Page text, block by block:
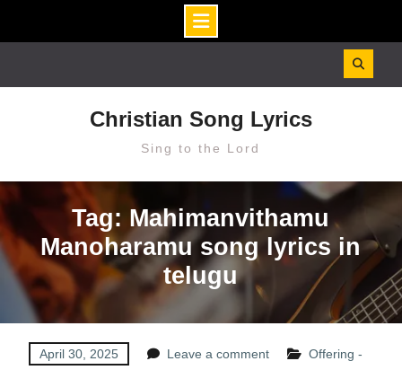
Christian Song Lyrics
Sing to the Lord
Tag: Mahimanvithamu
Manoharamu song lyrics in
telugu
April 30, 2025 Leave a comment
Offering -